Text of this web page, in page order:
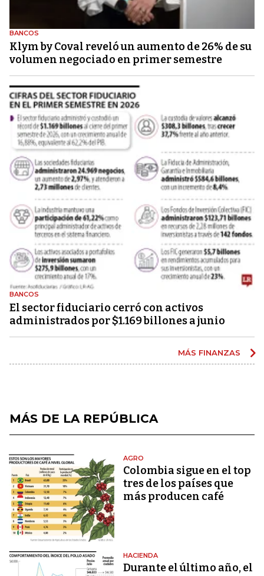
BANCOS
Klym by Coval reveló un aumento de 26% de su
volumen negociado en primer semestre
BANCOS
El sector fiduciario cerró con activos
administrados por $1.169 billones a junio
MÁS FINANZAS
MÁS DE LA REPÚBLICA
AGRO
Colombia sigue en el top
tres de los países que
más producen café
HACIENDA
Durante el último año, el